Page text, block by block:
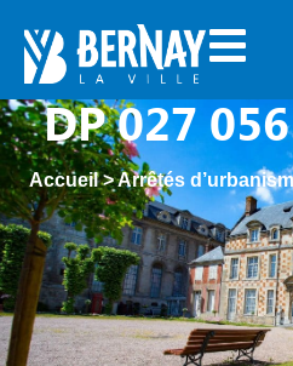
DP 027
Accueil>Arrêtés